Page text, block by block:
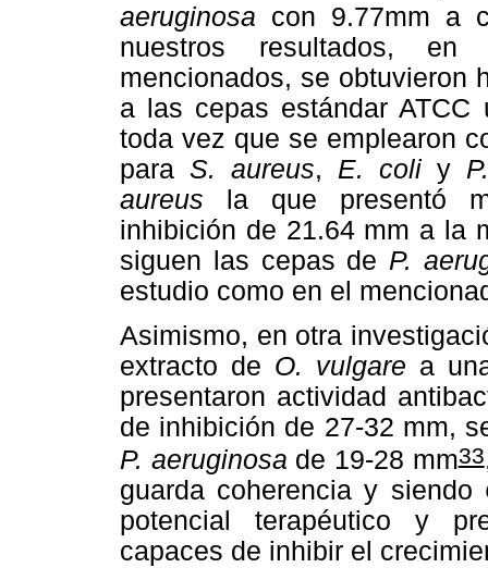
aeruginosa con 9.77mm a
nuestros resultados, en
mencionados, se obtuvieron
a las cepas estándar ATCC
toda vez que se emplearon
para S. aureus, E. coliy
aureus la que presentó
inhibición de 21.64 mm a la
siguen las cepas de P.
estudio como en el
Asimismo, en otra
extracto de O. vulgare a
presentaron actividad
de inhibición de 27-32 mm,
P. aeruginosa de 19-28 mm33
guarda coherencia y siendo
potencial terapéutico y
capaces de inhibir el